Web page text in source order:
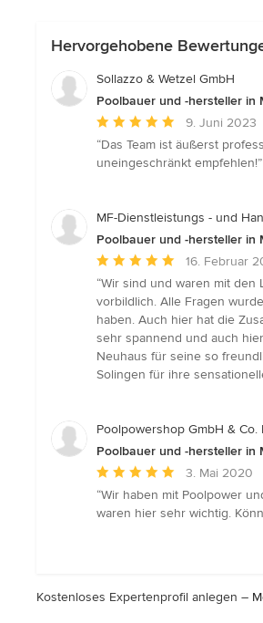
Hervorgehobene
Sollazzo & Wetzel GmbH
Poolbauer und -hersteller in
Durchschnittliche
Bewertung:
5
Sternen
9. Juni 2023
“Das Team ist äußerst
uneingeschränkt empfehlen!”
MF-Dienstleistungs - und
Poolbauer und -hersteller in
Durchschnittliche
Bewertung:
5
von
5
Sternen
16. Februar
“Wir sind und waren mit
vorbildlich. Alle Fragen
haben. Auch hier hat die
sehr spannend und auch
Neuhaus für seine so
Solingen für ihre
Poolpowershop GmbH & Co.
Poolbauer und -hersteller in
Durchschnittliche
Bewertung:
5
3. Mai 2020
“Wir haben mit Poolpower
waren hier sehr wichtig.
Kostenloses Expertenprofil anlegen –